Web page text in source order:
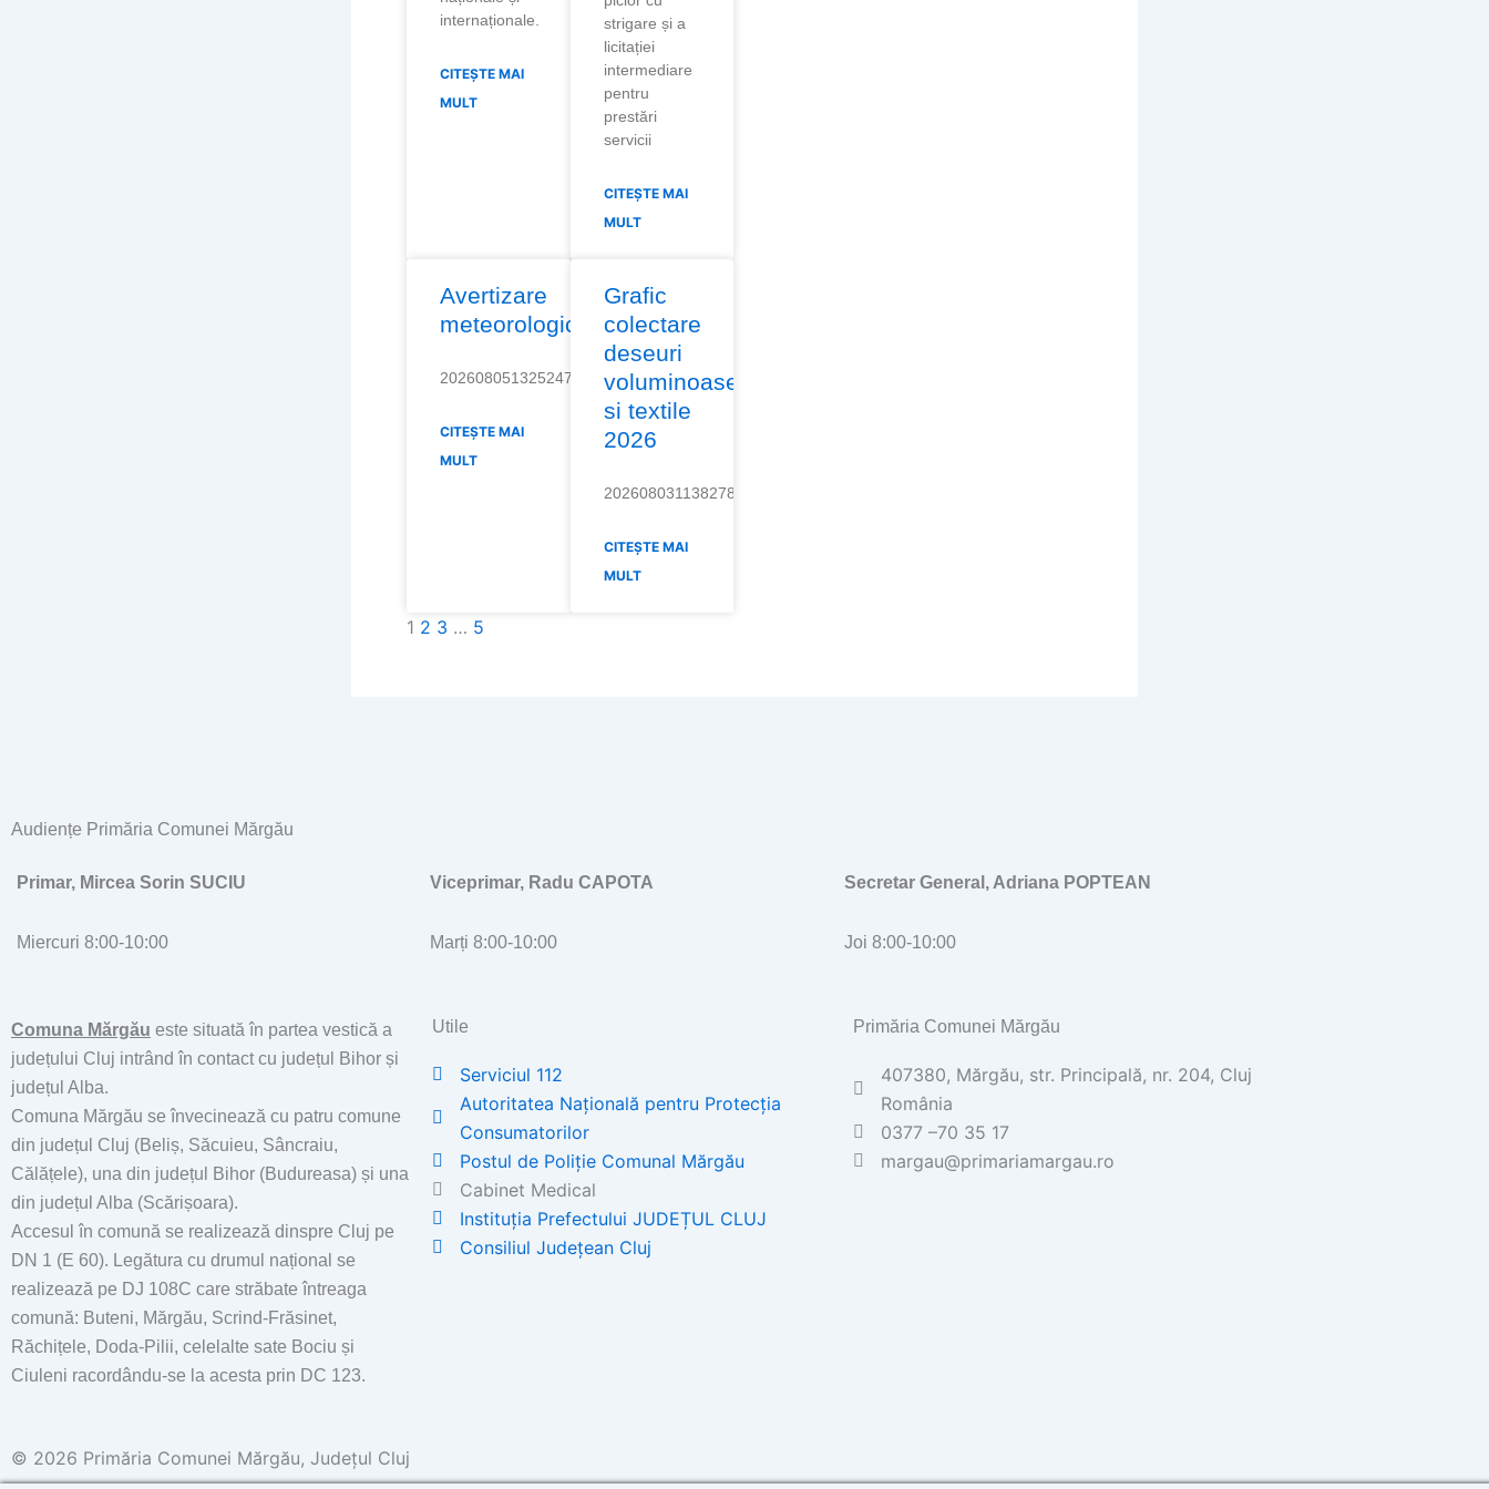
internaționale.
CITEȘTE MAI
MULT
strigare și a
licitației
intermediare
pentru
prestări
servicii
CITEȘTE MAI
MULT
Avertizare
meteorologica
20260805132524711
CITEȘTE MAI
MULT
Grafic
colectare
deseuri
voluminoase
si textile
2026
20260803113827823
CITEȘTE MAI
MULT
1 2 3 … 5
Audiențe Primăria Comunei Mărgău
Primar, Mircea Sorin SUCIU
Miercuri 8:00-10:00
Viceprimar, Radu CAPOTA
Marți 8:00-10:00
Secretar General, Adriana POPTEAN
Joi 8:00-10:00
Comuna Mărgău este situată în partea vestică a
județului Cluj intrând în contact cu județul Bihor și
județul Alba.
Comuna Mărgău se învecinează cu patru comune
din județul Cluj (Beliș, Săcuieu, Sâncraiu,
Călățele), una din județul Bihor (Budureasa) și una
din județul Alba (Scărișoara).
Accesul în comună se realizează dinspre Cluj pe
DN 1 (E 60). Legătura cu drumul național se
realizează pe DJ 108C care străbate întreaga
comună: Buteni, Mărgău, Scrind-Frăsinet,
Răchițele, Doda-Pilii, celelalte sate Bociu și
Ciuleni racordându-se la acesta prin DC 123.
Utile
Serviciul 112
Autoritatea Națională pentru Protecția
Consumatorilor
Postul de Poliţie Comunal Mărgău
Cabinet Medical
Instituția Prefectului JUDEȚUL CLUJ
Consiliul Județean Cluj
Primăria Comunei Mărgău
407380, Mărgău, str. Principală, nr. 204, Cluj
România
0377 –70 35 17
margau@primariamargau.ro
© 2026 Primăria Comunei Mărgău, Județul Cluj